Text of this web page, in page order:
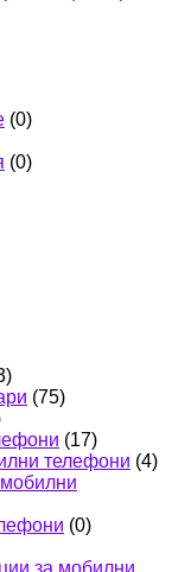
(0)
(0)
(75)
(17)
телефони (4)
(0)
за мобилни